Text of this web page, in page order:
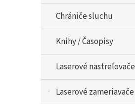
Chrániče sluchu
Knihy / Časopisy
Laserové nastreľovače
Laserové zameriavače